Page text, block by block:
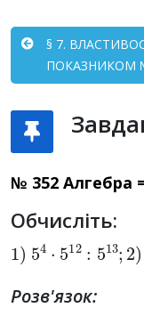
§ 7.
ПОКАЗНИКОМ
№ 352 Алгебра
Обчисліть:
1) 54 512 513 ;2
Розв'язок: